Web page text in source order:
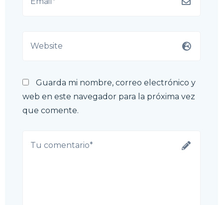
Guarda mi nombre, correo electrónico y
web en este navegador para la próxima vez
que comente.